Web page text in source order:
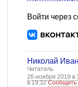
Войти через
Николай
Читатель
26 ноября 2019 в
в 19:32Сообщить